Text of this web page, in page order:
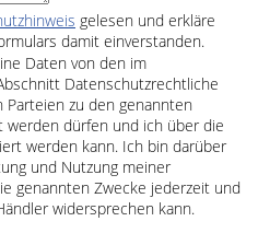
gelesen und erkläre
damit einverstanden.
Daten von den im
Datenschutzrechtliche
Parteien zu den genannten
dürfen und ich über die
werden kann. Ich bin darüber
und Nutzung meiner
genannten Zwecke jederzeit und
widersprechen kann.